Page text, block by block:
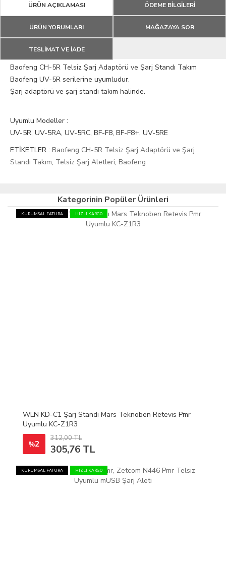
ÜRÜN AÇIKLAMASI ÖDEME BİLGİLERİ
ÜRÜN YORUMLARI MAĞAZAYA SOR
TESLİMAT VE İADE
Baofeng CH-5R Telsiz Şarj Adaptörü ve Şarj Standı Takım
Baofeng UV-5R serilerine uyumludur.
Şarj adaptörü ve şarj standı takım halinde.
Uyumlu Modeller :
UV-5R, UV-5RA, UV-5RC, BF-F8, BF-F8+, UV-5RE
ETİKETLER : Baofeng CH-5R Telsiz Şarj Adaptörü ve Şarj
Standı Takım, Telsiz Şarj Aletleri, Baofeng
Kategorinin Popüler Ürünleri
KURUMSAL FATURA HIZLI KARGO
WLN KD-C1 Şarj Standı Mars Teknoben Retevis Pmr
Uyumlu KC-Z1R3
%2
312,00 TL
305,76 TL
KURUMSAL FATURA HIZLI KARGO